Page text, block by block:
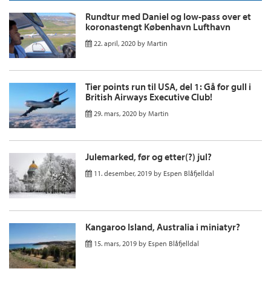
Rundtur med Daniel og low-pass over et
koronastengt København Lufthavn
22. april, 2020 by Martin
Tier points run til USA, del 1: Gå for gull i
British Airways Executive Club!
29. mars, 2020 by Martin
Julemarked, før og etter(?) jul?
11. desember, 2019 by Espen Blåfjelldal
Kangaroo Island, Australia i miniatyr?
15. mars, 2019 by Espen Blåfjelldal